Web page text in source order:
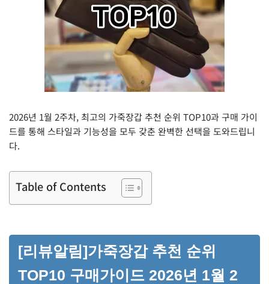
2026년 1월 2주차, 최고의 가죽장갑 추천 순위 TOP10과 구매 가이
드를 통해 스타일과 기능성을 모두 갖춘 완벽한 선택을 도와드립니
다.
Table of Contents
[리뷰알림]가죽장갑 추천 순위
TOP10 구매가이드 2026년 1월 2